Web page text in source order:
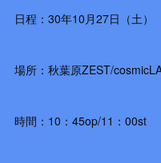
日程：30年10月27日（土）
場所：秋葉原ZEST/
時間：10：45op/11：00st